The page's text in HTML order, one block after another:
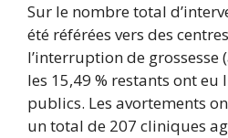
Sur le nombre total
été référées vers des
l’interruption de grossesse
les 15,49 % restants ont eu
publics. Les avortements
un total de 207 cliniques